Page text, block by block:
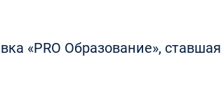
«PRO Образование»,